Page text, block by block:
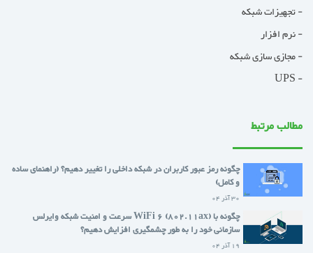
- تجهیزات شبکه
- نرم افزار
- مجازی سازی شبکه
- UPS
مطالب مرتبط
چگونه رمز عبور کاربران در شبکه داخلی را تغییر دهیم؟ (راهنمای ساده
و کامل)
30 آذر 04
چگونه با WiFi 6 (802.11ax) سرعت و امنیت شبکه وایرلس
سازمانی خود را به طور چشمگیری افزایش دهیم؟
19 آذر 04